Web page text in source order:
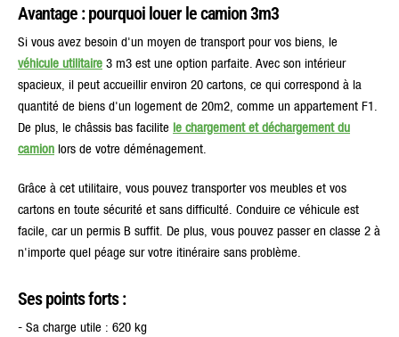
Avantage : pourquoi louer le camion 3m3
Si vous avez besoin d'un moyen de transport pour vos biens, le
véhicule utilitaire 3 m3 est une option parfaite. Avec son intérieur
spacieux, il peut accueillir environ 20 cartons, ce qui correspond à la
quantité de biens d'un logement de 20m2, comme un appartement F1.
De plus, le châssis bas facilite le chargement et déchargement du
camion lors de votre déménagement.
Grâce à cet utilitaire, vous pouvez transporter vos meubles et vos
cartons en toute sécurité et sans difficulté. Conduire ce véhicule est
facile, car un permis B suffit. De plus, vous pouvez passer en classe 2 à
n'importe quel péage sur votre itinéraire sans problème.
Ses points forts :
- Sa charge utile : 620 kg